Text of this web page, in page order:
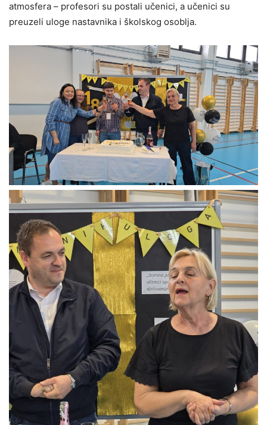
atmosfera – profesori su postali učenici, a učenici su
preuzeli uloge nastavnika i školskog osoblja.